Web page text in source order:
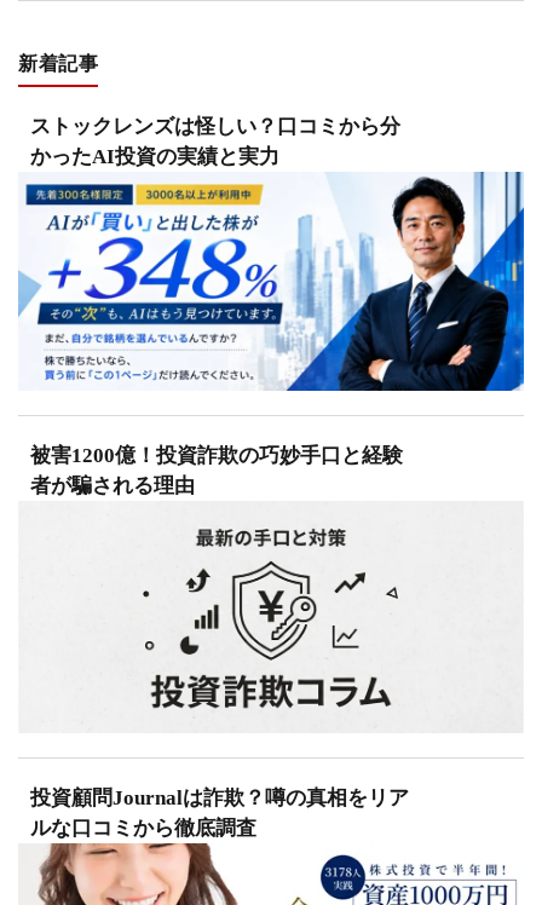
新着記事
ストックレンズは怪しい？口コミから分
かったAI投資の実績と実力
被害1200億！投資詐欺の巧妙手口と経験
者が騙される理由
投資顧問Journalは詐欺？噂の真相をリア
ルな口コミから徹底調査